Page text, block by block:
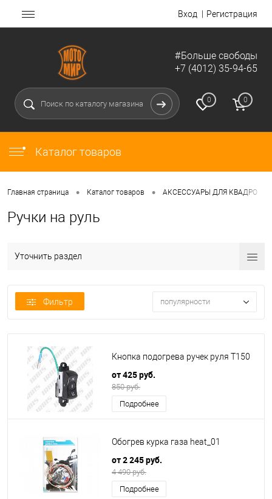
Вход Регистрация
#Больше свободы
+7 (4012) 35-94-65
0 0
Каталог товаров
Главная страница • Каталог товаров • АКСЕССУАРЫ ДЛЯ КВАДРО
Ручки на руль
Уточнить раздел
Фильтр популярности
Кнопка подогрева ручек руля T150
от 425 руб.
850 руб.
Подробнее
Обогрев курка газа heat_01
от 2 245 руб.
4 490 руб.
Подробнее